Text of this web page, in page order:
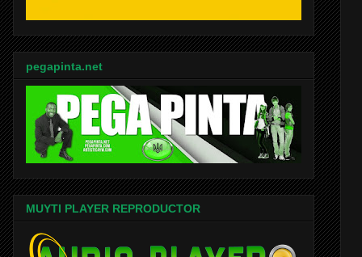
pegapinta.net
MUYTI PLAYER REPRODUCTOR